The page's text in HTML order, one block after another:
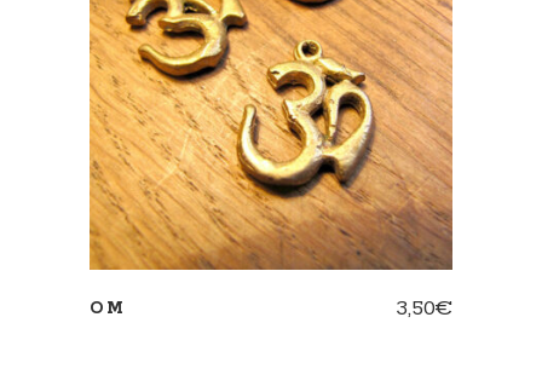
AJOUTER AU PANIER
OM 3,50€